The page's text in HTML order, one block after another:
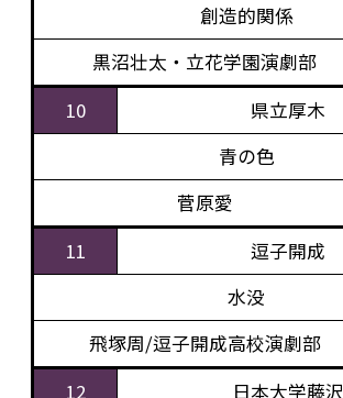
創造的関係
黒沼壮太・立花学園演劇部
10
県立厚木
青の色
菅原愛
11
逗子開成
水没
飛塚周/逗子開成高校演劇部
12
日本大学藤沢